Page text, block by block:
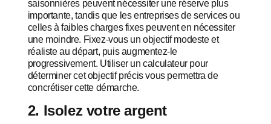
saisonnières peuvent nécessiter une réserve plus
importante, tandis que les entreprises de services ou
celles à faibles charges fixes peuvent en nécessiter
une moindre. Fixez-vous un objectif modeste et
réaliste au départ, puis augmentez-le
progressivement. Utiliser un calculateur pour
déterminer cet objectif précis vous permettra de
concrétiser cette démarche.
2. Isolez votre argent